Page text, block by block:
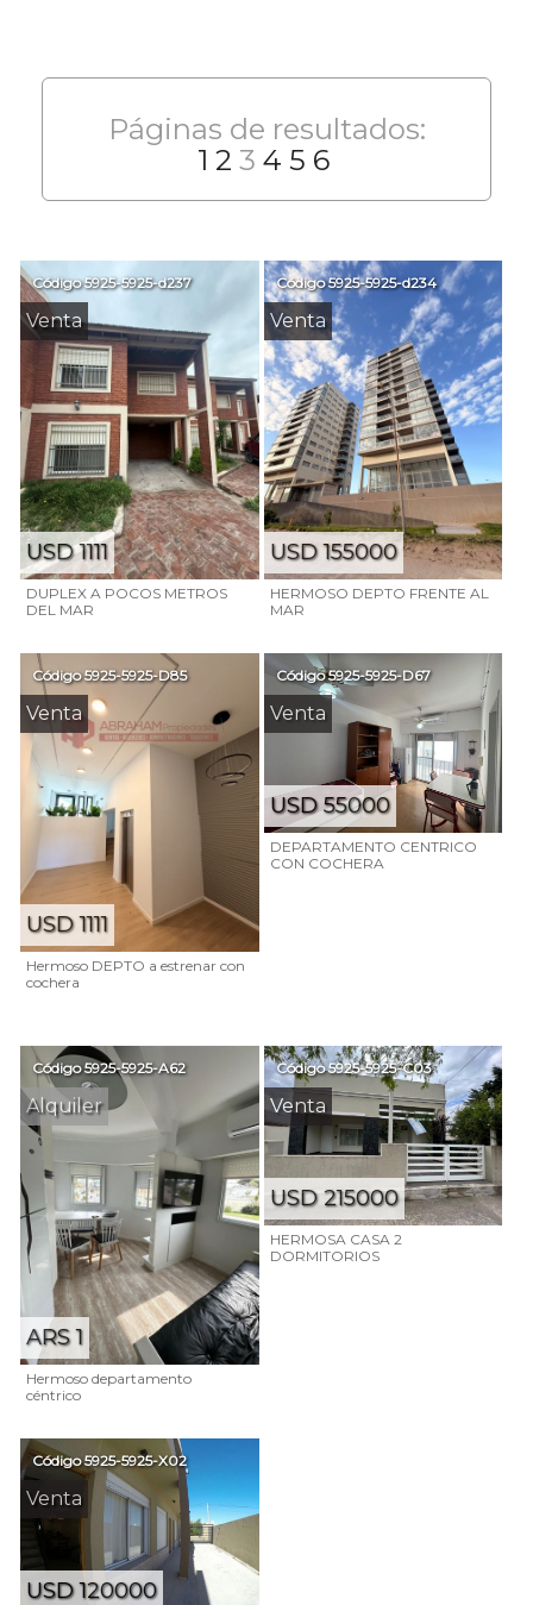
Páginas de resultados:
1 2 3 4 5 6
Código5925-5925-d237
Venta
USD 1111
DUPLEX A POCOS METROS
DEL MAR
Código5925-5925-d234
Venta
USD 155000
HERMOSO DEPTO FRENTE AL
MAR
Código5925-5925-D85
Venta
USD 1111
Hermoso DEPTO a estrenar con
cochera
Código5925-5925-D67
Venta
USD 55000
DEPARTAMENTO CENTRICO
CON COCHERA
Código5925-5925-A62
Alquiler
ARS 1
Hermoso departamento
céntrico
Código5925-5925-C03
Venta
USD 215000
HERMOSA CASA 2
DORMITORIOS
Código5925-5925-X02
Venta
USD 120000